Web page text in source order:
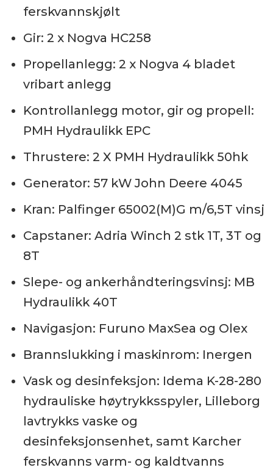
ferskvannskjølt
Gir: 2 x Nogva HC258
Propellanlegg: 2 x Nogva 4 bladet
vribart anlegg
Kontrollanlegg motor, gir og propell:
PMH Hydraulikk EPC
Thrustere: 2 X PMH Hydraulikk 50hk
Generator: 57 kW John Deere 4045
Kran: Palfinger 65002(M)G m/6,5T vinsj
Capstaner: Adria Winch 2 stk 1T, 3T og
8T
Slepe- og ankerhåndteringsvinsj: MB
Hydraulikk 40T
Navigasjon: Furuno MaxSea og Olex
Brannslukking i maskinrom: Inergen
Vask og desinfeksjon: Idema K-28-280
hydrauliske høytrykksspyler, Lilleborg
lavtrykks vaske og
desinfeksjonsenhet, samt Karcher
ferskvanns varm- og kaldtvanns